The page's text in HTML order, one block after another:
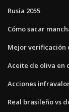
Rusia 2055
Cómo sacar
Mejor verificación
Aceite de oliva en
Acciones
Real brasileño vs